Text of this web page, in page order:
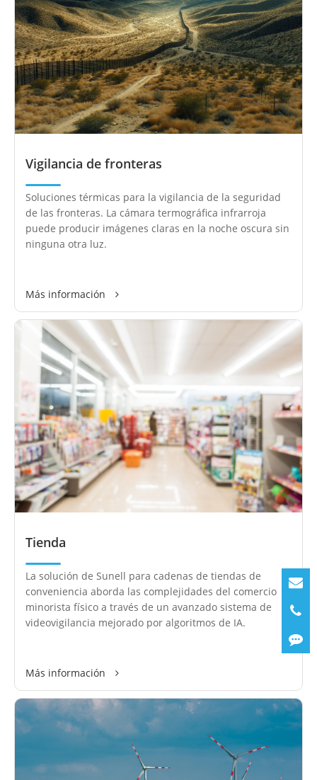
Vigilancia de fronteras
Soluciones térmicas para la vigilancia de la seguridad
de las fronteras. La cámara termográfica infrarroja
puede producir imágenes claras en la noche oscura sin
ninguna otra luz.
Más información
Tienda
La solución de Sunell para cadenas de tiendas de
conveniencia aborda las complejidades del comercio
minorista físico a través de un avanzado sistema de
videovigilancia mejorado por algoritmos de IA.
Más información